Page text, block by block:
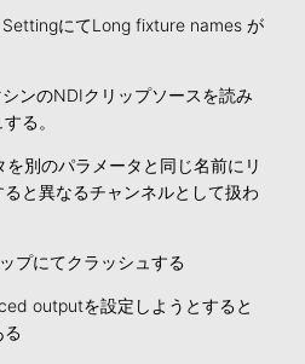
にてLong fixture names が
ンのNDIクリップソースを読み
る。
別のパラメータと同じ名前にリ
と異なるチャンネルとして扱わ
プにてクラッシュする
outputを設定しようとすると
る